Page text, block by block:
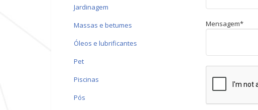
jardinagem
massas e betumes
óleos e lubrificantes
pet
piscinas
pós
Mensagem*